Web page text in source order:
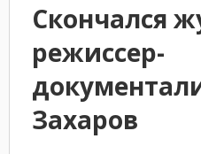
Скончался
режиссер-
Захаров